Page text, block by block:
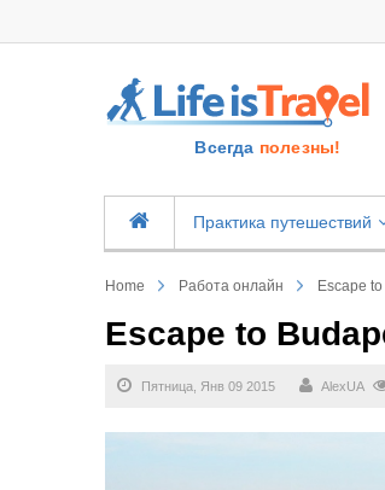
Всегда полезны!
Практика путешествий
Home Работа онлайн Escape
Escape to
Пятница, Янв 09 2015 AlexUA